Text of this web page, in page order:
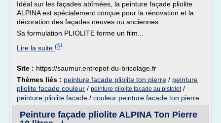
Idéal sur les façades abîmées, la peinture façade pliolite
ALPINA est spécialement conçue pour la rénovation et la
décoration des façades neuves ou anciennes.
Sa formulation PLIOLITE forme un film...
Lire la suite
Site : https://saumur.entrepot-du-bricolage.fr
Thèmes liés : peinture facade pliolite ton pierre / peinture
pliolite facade couleur / peinture pliolite facade au pistolet/
peinture pliolite facade / couleur peinture facade ton pierre
Peinture façade pliolite ALPINA Ton Pierre